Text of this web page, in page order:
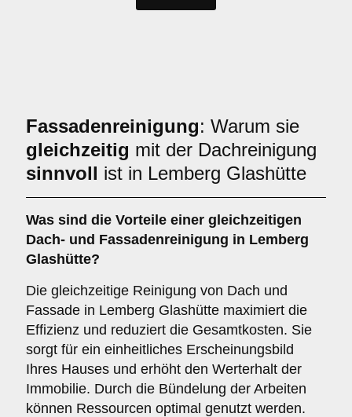
Fassadenreinigung: Warum sie
gleichzeitig mit der Dachreinigung
sinnvoll ist in Lemberg Glashütte
Was sind die Vorteile einer gleichzeitigen
Dach- und Fassadenreinigung in Lemberg
Glashütte?
Die gleichzeitige Reinigung von Dach und
Fassade in Lemberg Glashütte maximiert die
Effizienz und reduziert die Gesamtkosten. Sie
sorgt für ein einheitliches Erscheinungsbild
Ihres Hauses und erhöht den Werterhalt der
Immobilie. Durch die Bündelung der Arbeiten
können Ressourcen optimal genutzt werden.